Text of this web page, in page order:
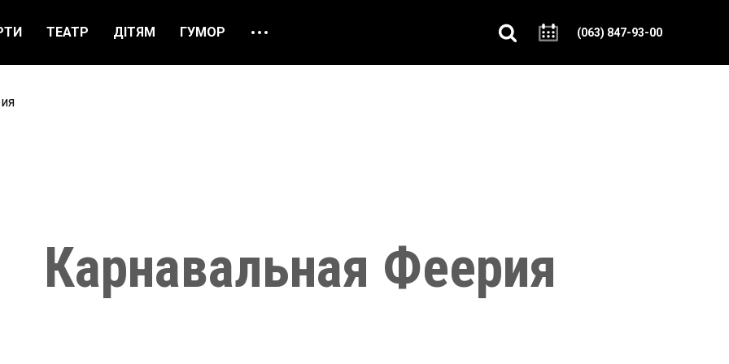
ТЕАТР ДІТЯМ ГУМОР (063) 847-93-00
Карнавальная Феерия